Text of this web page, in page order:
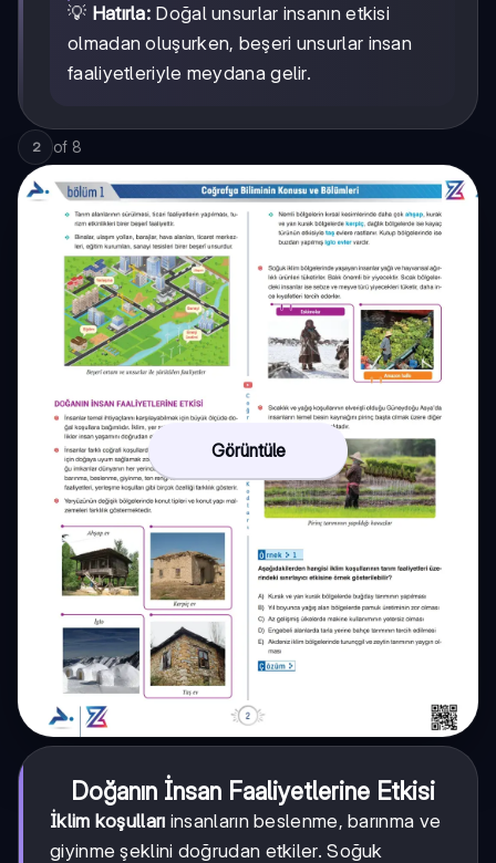
💡 Hatırla: Doğal unsurlar insanın etkisi
olmadan oluşurken, beşeri unsurlar insan
faaliyetleriyle meydana gelir.
2 of 8
Görüntüle
Doğanın İnsan Faaliyetlerine Etkisi
İklim koşulları insanların beslenme, barınma ve
giyinme şeklini doğrudan etkiler. Soğuk